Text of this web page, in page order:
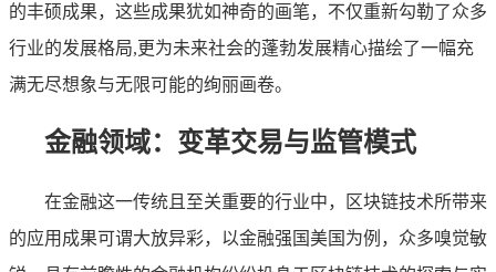
的丰硕成果，这些成果犹如神奇的画笔，不仅重新勾勒了众多
行业的发展格局,更为未来社会的蓬勃发展精心描绘了一幅充
满无尽想象与无限可能的绚丽画卷。
金融领域：变革交易与监管模式
在金融这一传统且至关重要的行业中，区块链技术所带来
的应用成果可谓大放异彩，以金融强国美国为例，众多嗅觉敏